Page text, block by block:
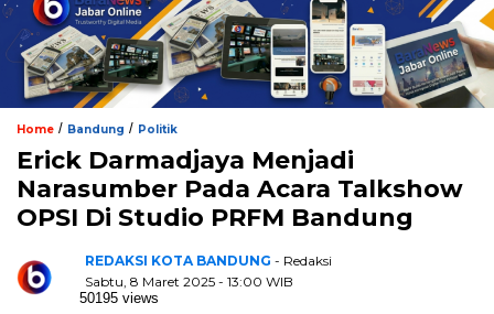
Home / Bandung / Politik
Erick Darmadjaya Menjadi
Narasumber Pada Acara Talkshow
OPSI Di Studio PRFM Bandung
REDAKSI KOTA BANDUNG - Redaksi
Sabtu, 8 Maret 2025 - 13:00 WIB
50195 views